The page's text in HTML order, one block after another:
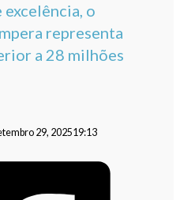
o
representa
a 28 milhões
29, 202519:13